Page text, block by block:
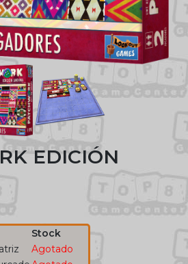
EDICIÓN
Stock
Agotado